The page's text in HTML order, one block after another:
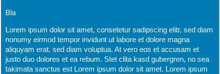
Bla
Lorem ipsum dolor sit amet, consetetur sadipscing elitr, sed diam
nonumy eirmod tempor invidunt ut labore et dolore magna
aliquyam erat, sed diam voluptua. At vero eos et accusam et
justo duo dolores et ea rebum. Stet clita kasd gubergren, no sea
takimata sanctus est Lorem ipsum dolor sit amet. Lorem ipsum